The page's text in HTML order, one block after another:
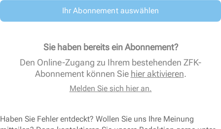
Ihr Abonnement auswählen
Sie haben bereits ein Abonnement?
Den Online-Zugang zu Ihrem bestehenden ZFK-
Abonnement können Sie hier aktivieren.
Melden Sie sich hier an.
Haben Sie Fehler entdeckt? Wollen Sie uns Ihre Meinung